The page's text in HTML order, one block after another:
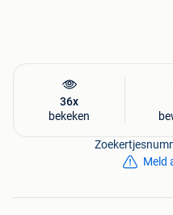
36x
bekeken
Meld